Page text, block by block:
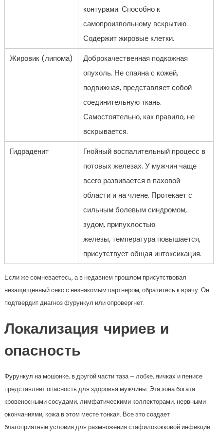
контурами. Способно к
самопроизвольному вскрытию.
Содержит жировые клетки.
Жировик (липома)
Доброкачественная подкожная
опухоль. Не спаяна с кожей,
подвижная, представляет собой
соединительную ткань.
Самостоятельно, как правило, не
вскрывается.
Гидраденит
Гнойный воспалительный процесс в
потовых железах. У мужчин чаще
всего развивается в паховой
области и на члене. Протекает с
сильным болевым синдромом,
зудом, припухлостью
железы, температура повышается,
присутствует общая интоксикация.
Если же сомневаетесь, а в недавнем прошлом присутствовал
незащищенный секс с незнакомым партнером, обратитесь к врачу. Он
подтвердит диагноз фурункул или опровергнет.
Локализация чириев и
опасность
Фурункул на мошонке, в другой части таза – лобке, яичках и пенисе
представляет опасность для здоровья мужчины. Эта зона богата
кровеносными сосудами, лимфатическими коллекторами, нервными
окончаниями, кожа в этом месте тонкая. Все это создает
благоприятные условия для размножения стафилококковой инфекции.